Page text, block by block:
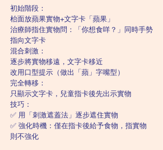
初始階段：
枱面放蘋果實物+文字卡「蘋果」
治療師指住實物問：「你想食咩？」同時手勢
指向文字卡
混合刺激：
逐步將實物移遠，文字卡移近
改用口型提示（做出「蘋」字嘴型）
完全轉移：
只顯示文字卡，兒童指卡後先出示實物
技巧：
✅ 用「刺激遮蓋法」逐步遮住實物
✅ 強化時機：僅在指卡後給予食物，指實物
則不強化